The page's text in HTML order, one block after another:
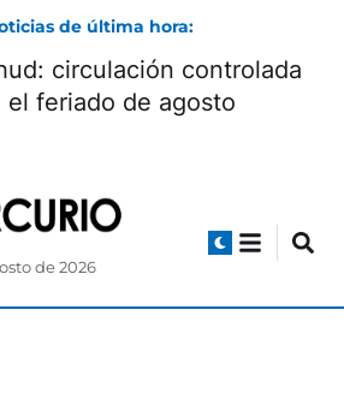
de última hora:
circulación controlada
el feriado de agosto
de 2026